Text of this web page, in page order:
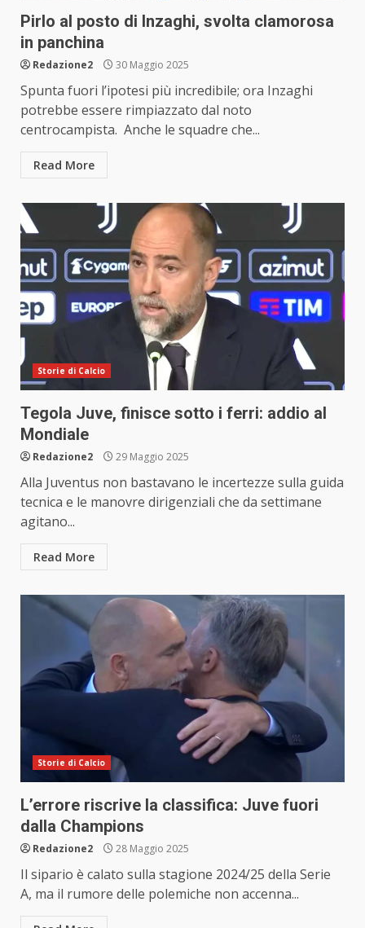
Pirlo al posto di Inzaghi, svolta clamorosa
in panchina
Redazione2 30 Maggio 2025
Spunta fuori l’ipotesi più incredibile; ora Inzaghi
potrebbe essere rimpiazzato dal noto
centrocampista. Anche le squadre che...
Read More
Storie di Calcio
Tegola Juve, finisce sotto i ferri: addio al
Mondiale
Redazione2 29 Maggio 2025
Alla Juventus non bastavano le incertezze sulla guida
tecnica e le manovre dirigenziali che da settimane
agitano...
Read More
Storie di Calcio
L’errore riscrive la classifica: Juve fuori
dalla Champions
Redazione2 28 Maggio 2025
Il sipario è calato sulla stagione 2024/25 della Serie
A, ma il rumore delle polemiche non accenna...